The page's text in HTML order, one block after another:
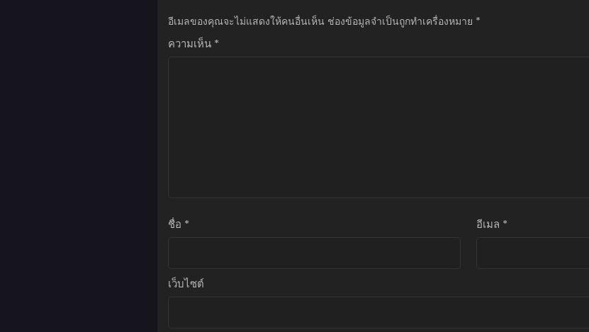
ตอนที่ 145
มิถุนายน 22, 2026
ตอนที่ 139
อีเมลของคุณจะไม่แสดงให้คนอื่นเห็น ช่องข้อมูลจำเป็นถูกทำเครื่องหมาย *
ความเห็น *
ชื่อ * อีเมล *
เว็บไซต์